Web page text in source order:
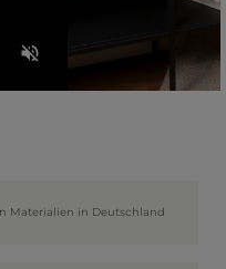
Materialien in Deutschland